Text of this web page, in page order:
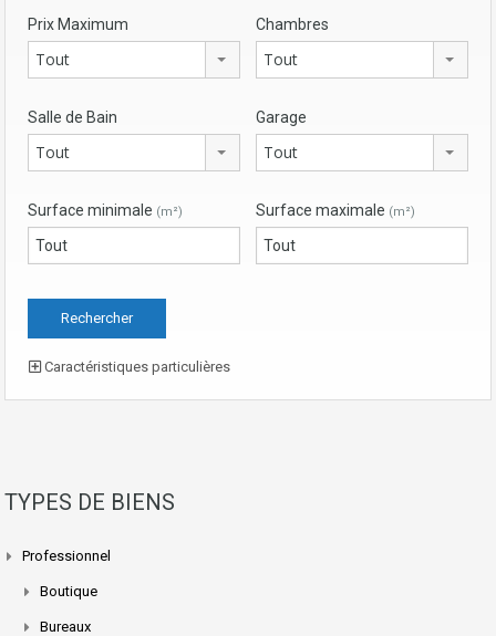
Prix Maximum
Tout
Chambres
Tout
Salle de Bain
Tout
Garage
Tout
Surface minimale (m²) Surface maximale (m²)
Caractéristiques particulières
TYPES DE BIENS
Professionnel
Boutique
Bureaux